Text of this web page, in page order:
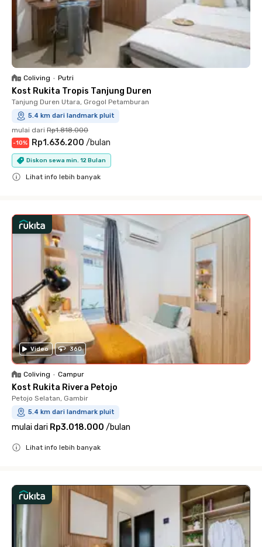
Coliving • Putri
Kost Rukita Tropis Tanjung Duren
Tanjung Duren Utara, Grogol Petamburan
5.4 km dari landmark pluit
mulai dari Rp1.818.000
-10% Rp1.636.200 /bulan
Diskon sewa min. 12 Bulan
Lihat info lebih banyak
Video 360
Coliving • Campur
Kost Rukita Rivera Petojo
Petojo Selatan, Gambir
5.4 km dari landmark pluit
mulai dari Rp3.018.000 /bulan
Lihat info lebih banyak